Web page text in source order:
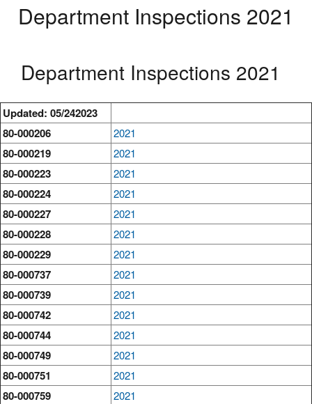
Department Inspections 2021
Department Inspections 2021
Updated: 05/242023
80-000206
2021
80-000219 2021
80-000223 2021
80-000224 2021
80-000227 2021
80-000228 2021
80-000229 2021
80-000737 2021
80-000739 2021
80-000742 2021
80-000744 2021
80-000749 2021
80-000751 2021
80-000759 2021